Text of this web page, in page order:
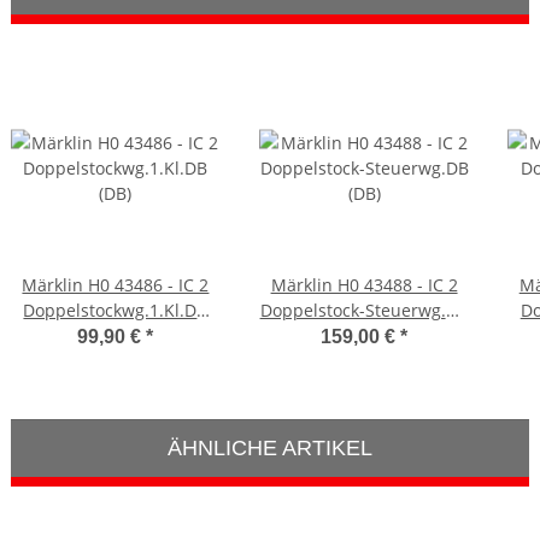
Märklin H0 43486 - IC 2
Doppelstockwg.1.Kl.DB
(DB)
99,90 €*
Märklin H0 43488 - IC 2
Doppelstock-Steuerwg.DB
(DB)
159,00 €*
ÄHNLICHE ARTIKEL